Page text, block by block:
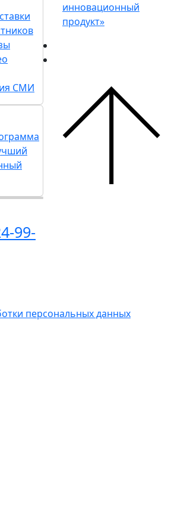
СМИ
99-
инновационный
продукт»
персональных данных